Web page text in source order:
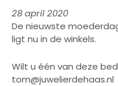
28 april 2020
De nieuwste
ligt nu in de winkels.
Wilt u één van deze
tom@juwelierdehaas.nl